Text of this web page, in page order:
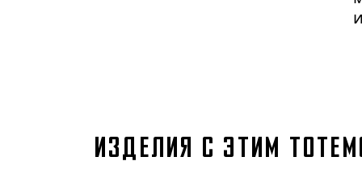
ИЗДЕЛИЯ С ЭТИМ